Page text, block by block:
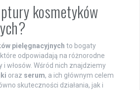
kosmetyków
pielęgnacyjnych to bogaty
odpowiadają na różnorodne
włosów. Wśród nich znajdziemy
oraz serum, a ich głównym celem
skuteczności działania, jak i